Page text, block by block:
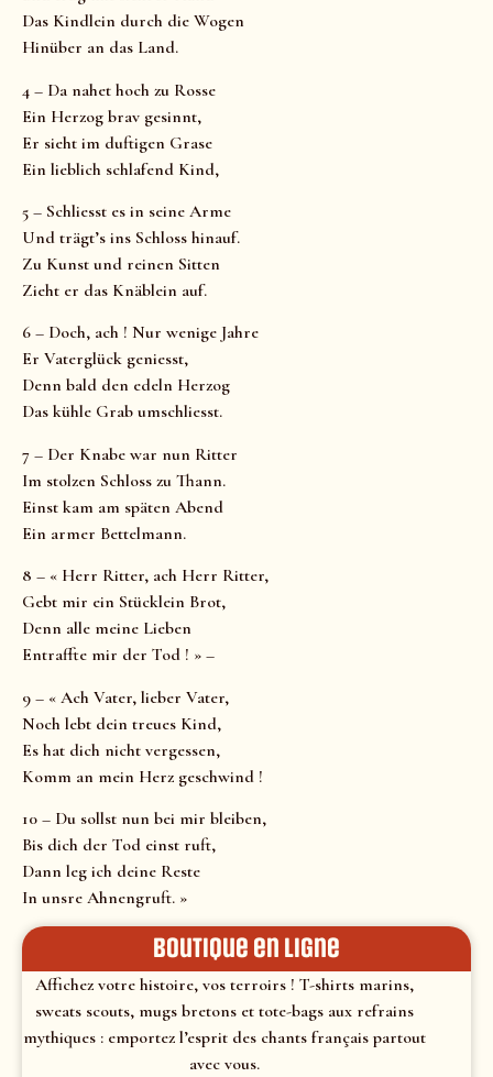
Das Kindlein durch die Wogen
Hinüber an das Land.
4 – Da nahet hoch zu Rosse
Ein Herzog brav gesinnt,
Er sieht im duftigen Grase
Ein lieblich schlafend Kind,
5 – Schliesst es in seine Arme
Und trägt’s ins Schloss hinauf.
Zu Kunst und reinen Sitten
Zieht er das Knäblein auf.
6 – Doch, ach ! Nur wenige Jahre
Er Vaterglück geniesst,
Denn bald den edeln Herzog
Das kühle Grab umschliesst.
7 – Der Knabe war nun Ritter
Im stolzen Schloss zu Thann.
Einst kam am späten Abend
Ein armer Bettelmann.
8 – « Herr Ritter, ach Herr Ritter,
Gebt mir ein Stücklein Brot,
Denn alle meine Lieben
Entraffte mir der Tod ! » –
9 – « Ach Vater, lieber Vater,
Noch lebt dein treues Kind,
Es hat dich nicht vergessen,
Komm an mein Herz geschwind !
10 – Du sollst nun bei mir bleiben,
Bis dich der Tod einst ruft,
Dann leg ich deine Reste
In unsre Ahnengruft. »
Boutique en ligne
Affichez votre histoire, vos terroirs ! T-shirts marins,
sweats scouts, mugs bretons et tote-bags aux refrains
mythiques : emportez l’esprit des chants français partout
avec vous.